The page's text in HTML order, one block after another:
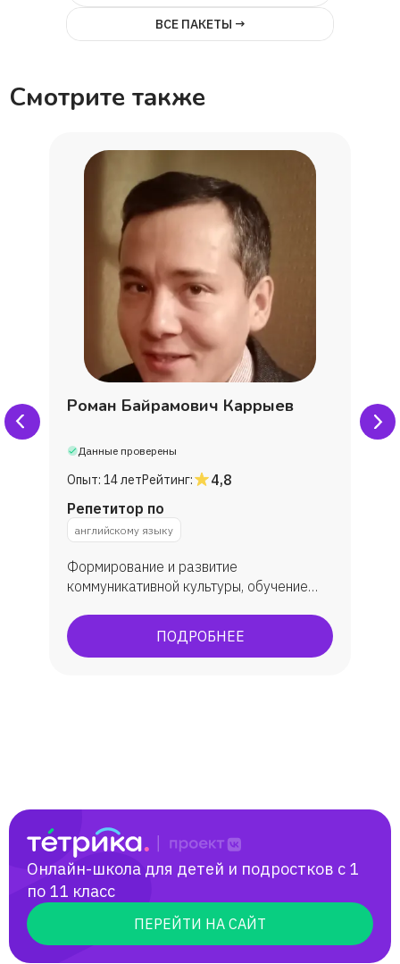
ВСЕ ПАКЕТЫ →
Смотрите также
Роман Байрамович Каррыев
Данные проверены
Опыт: 14 летРейтинг:
4,8
Репетитор по
английскому языку
Формирование и развитие
коммуникативной культуры, обучение
языком, углубленное изучение. В
результате обучения у учеников
ПОДРОБНЕЕ
Онлайн-школа для детей и подростков с 1
по 11 класс
ПЕРЕЙТИ НА САЙТ